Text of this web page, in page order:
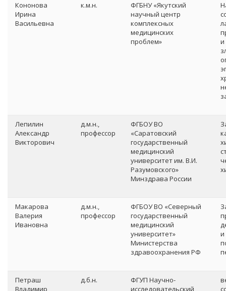
Кононова
Ирина
Васильевна
к.м.н.
ФГБНУ «Якутский
научный центр
комплексных
медицинских
проблем»
и
Лепилин
Александр
Викторович
д.м.н.,
профессор
ФГБОУ ВО
«Саратовский
государственный
медицинский
университет им. В.И.
Разумовского»
Минздрава России
Макарова
Валерия
Ивановна
д.м.н.,
профессор
ФГБОУ ВО «Северный
государственный
медицинский
университет»
Министерства
здравоохранения РФ
и
Петраш
Владимир
д.б.н.
ФГУП Научно-
исследовательский